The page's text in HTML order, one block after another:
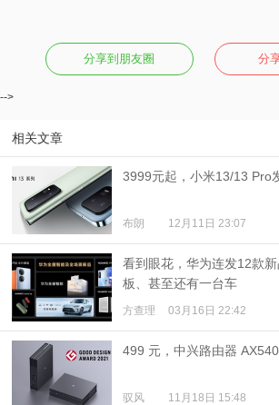
分享到朋友圈 分
-->
相关文章
3999元起，小米13/13 Pro
布朗 12月11日 23:07
看到眼花，华为连发12款
板、甚至还有一台车
方查理 03月16日 22:42
499 元，中兴路由器
驭风 11月18日 15:48